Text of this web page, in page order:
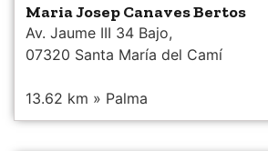
Maria Josep Canaves Bertos
Av. Jaume III 34 Bajo,
07320 Santa María del Camí
13.62 km » Palma